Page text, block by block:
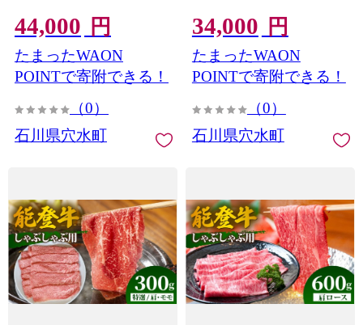
44,000 円
たまったWAON
POINTで寄附できる！
（0）
石川県穴水町
34,000 円
たまったWAON
POINTで寄附できる！
（0）
石川県穴水町